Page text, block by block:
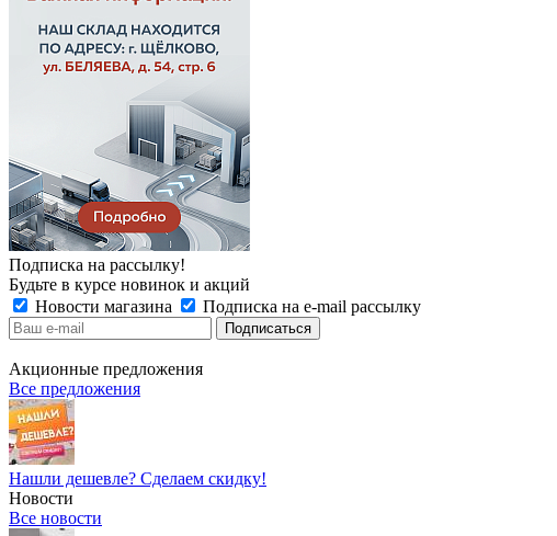
Подписка на рассылку!
Будьте в курсе новинок и акций
Новости магазина
Подписка на e-mail рассылку
Акционные предложения
Все предложения
Нашли дешевле? Сделаем скидку!
Новости
Все новости